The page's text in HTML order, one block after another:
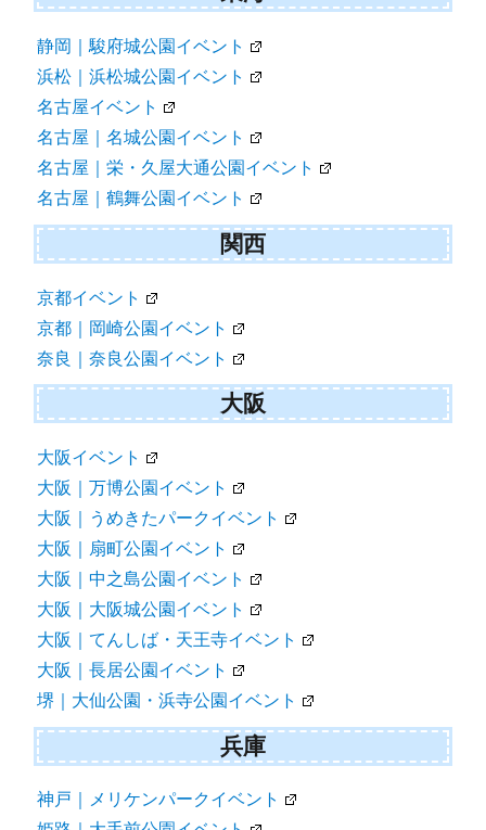
静岡｜駿府城公園イベント
浜松｜浜松城公園イベント
名古屋イベント
名古屋｜名城公園イベント
名古屋｜栄・久屋大通公園イベント
名古屋｜鶴舞公園イベント
関西
京都イベント
京都｜岡崎公園イベント
奈良｜奈良公園イベント
大阪
大阪イベント
大阪｜万博公園イベント
大阪｜うめきたパークイベント
大阪｜扇町公園イベント
大阪｜中之島公園イベント
大阪｜大阪城公園イベント
大阪｜てんしば・天王寺イベント
大阪｜長居公園イベント
堺｜大仙公園・浜寺公園イベント
兵庫
神戸｜メリケンパークイベント